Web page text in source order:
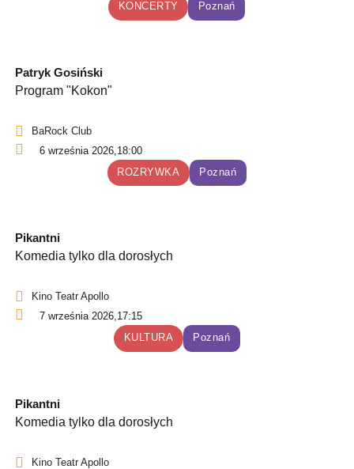
KONCERTY
Poznań
Patryk Gosiński
Program "Kokon"
BaRock Club
6 września 2026, 18:00
ROZRYWKA
Poznań
Pikantni
Komedia tylko dla dorosłych
Kino Teatr Apollo
7 września 2026,17:15
KULTURA
Poznań
Pikantni
Komedia tylko dla dorosłych
Kino Teatr Apollo